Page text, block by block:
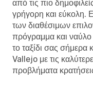
από τις πιο
γρήγορη και εύκολη.
των διαθέσιμων
πρόγραμμα και ναύλο
το ταξίδι σας σήμερα
Vallejo με τις
προβλήματα